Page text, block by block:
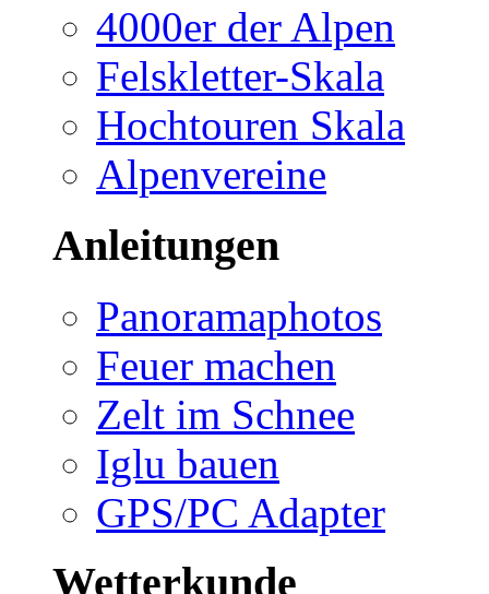
4000er der Alpen
Felskletter-Skala
Hochtouren Skala
Alpenvereine
Anleitungen
Panoramaphotos
Feuer machen
Zelt im Schnee
Iglu bauen
GPS/PC Adapter
Wetterkunde